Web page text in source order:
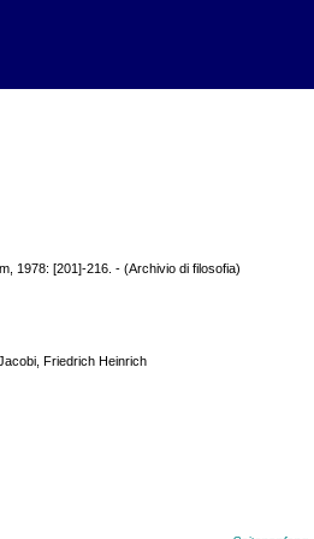
1978: [201]-216. - (Archivio di filosofia)
Friedrich Heinrich